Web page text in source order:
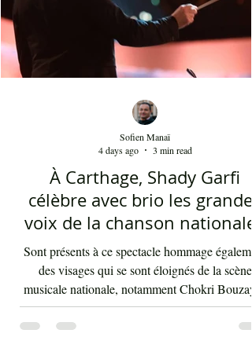
d'orch
À Carthage, Shady Garfi
célèbre avec brio les grandes
voix de la chanson nationale
Par Sofien Manaï
Sont présents à ce spectacle hommage
des visages qui se sont éloignés de la scène
Sofien Manaï
4 days ago
3 min read